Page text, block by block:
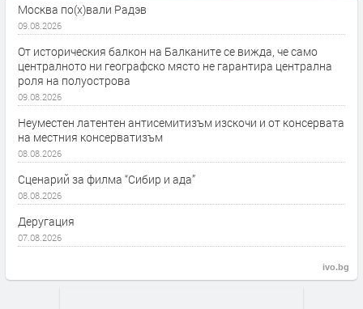
Москва по(х)вали Радэв
09.08.2026
От историческия балкон на Балканите се вижда, че само
централното ни географско място не гарантира централна
роля на полуострова
09.08.2026
Неуместен латентен антисемитизъм изскочи и от консервата
на местния консерватизъм
08.08.2026
Сценарий за филма “Сибир и ада”
08.08.2026
Деругация
07.08.2026
ivo.bg